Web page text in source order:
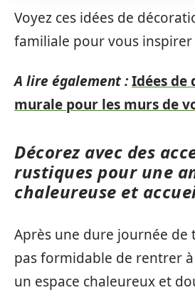
Voyez ces idées de
familiale pour vous inspirer
A lire également :Idées de
murale pour les murs de
Décorez avec des
rustiques pour une
chaleureuse et
Après une dure journée de
pas formidable de rentrer
un espace chaleureux et